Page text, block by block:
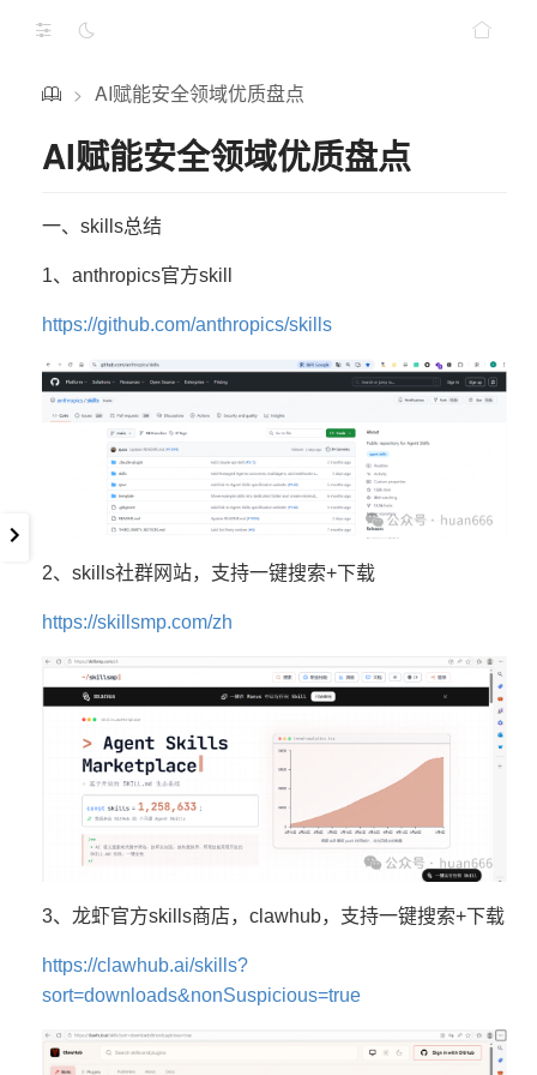
> AI赋能安全领域优质盘点
AI赋能安全领域优质盘点
一、skills总结
1、anthropics官方skill
https://github.com/anthropics/skills
2、skills社群网站，支持一键搜索+下载
https://skillsmp.com/zh
3、龙虾官方skills商店，clawhub，支持一键搜索+下载
https://clawhub.ai/skills?
sort=downloads&nonSuspicious=true